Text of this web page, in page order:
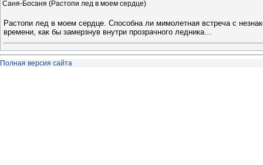
Саня-Босаня (Растопи лед в моем сердце)
Растопи лед в моем сердце. Способна ли мимолетная встреча с
времени, как бы замерзнув внутри прозрачного ледника…
Полная версия сайта